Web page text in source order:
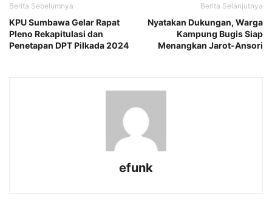
Berita Sebelumnya
KPU Sumbawa Gelar Rapat
Pleno Rekapitulasi dan
Penetapan DPT Pilkada 2024
Berita Selanjutnya
Nyatakan Dukungan, Warga
Kampung Bugis Siap
Menangkan Jarot-Ansori
efunk